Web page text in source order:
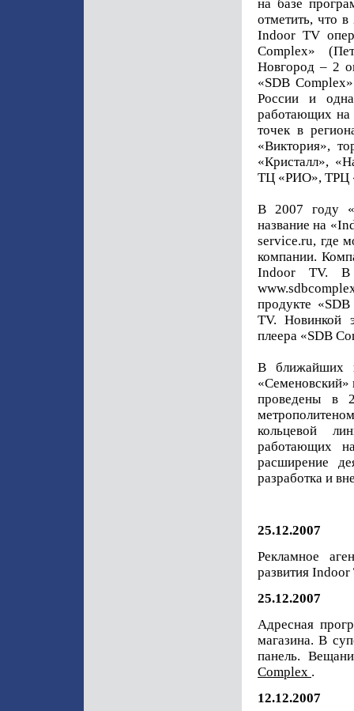
на базе
отметить, что
Indoor TV
Complex»
Новгород – 2
«SDB
России и одна
работающих на
точек в
«Виктория»,
«Кристалл»,
ТЦ «РИО», ТРЦ
В 2007 году
название на
service.ru, где
компании.
Indoor TV. В
продукте
TV. Новинкой
плеера «SDB
В ближайших
«Семеновский»
проведены в
кольцевой
работающих
расширение
разработка и
25.12.2007
Рекламное
развития
25.12.2007
Адресная
магазина. В
панель.
Complex .
12.12.2007